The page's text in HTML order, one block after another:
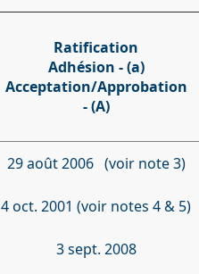
Ratification
Adhésion - (a)
Acceptation/Approbation
- (A)
29 août 2006 (voir note 3)
4 oct. 2001 (voir notes 4 & 5)
3 sept. 2008